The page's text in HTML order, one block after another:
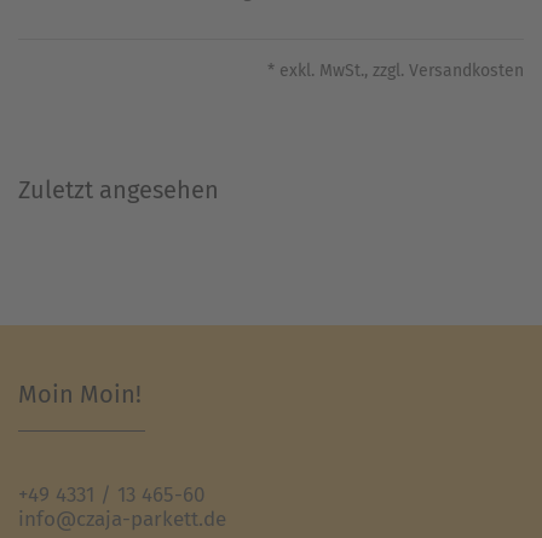
* exkl. MwSt., zzgl. Versandkosten
Zuletzt angesehen
Moin Moin!
+49 4331 / 13 465-60
info@czaja-parkett.de